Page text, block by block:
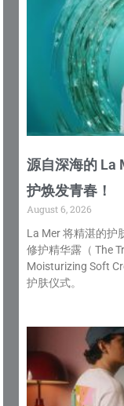
源自深海的 La
护焕发青春！
August 6, 2026
La Mer 将精湛的
修护精华露（ The
Moisturizing Soft
护肤仪式。